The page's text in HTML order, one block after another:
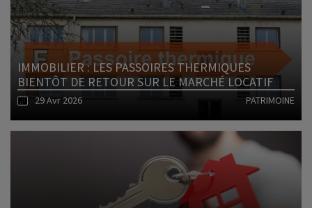
IMMOBILIER : LES PASSOIRES THERMIQUES
BIENTÔT DE RETOUR SUR LE MARCHÉ LOCATIF
29 Avr 2026 PATRIMOINE
Lire l'article